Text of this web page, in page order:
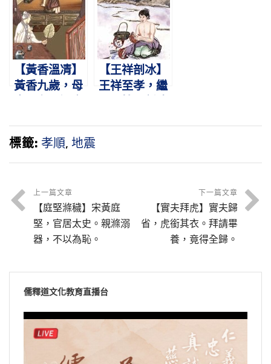
其指，負薪歸
廬。
兒狀，爛漫天
真
【黃香溫凊】
黃香九歲，母
昏。
【王祥剖冰】
王祥至孝，繼
標籤: 孝順, 地震
上一篇文章
【庭堅滌穢】宋黃庭
堅，官居太史。親滌溺
器，不以為恥。
下一篇文章
【實夫拜虎】實夫歸
省，虎銜其衣。拜請畢
養，竟得全歸。
儒釋道文化教育直播台